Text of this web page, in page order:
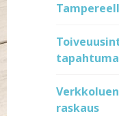
raskaus